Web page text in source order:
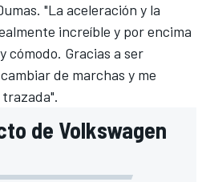
"La aceleración y la
increíble y por encima
cómodo. Gracias a ser
de marchas y me
de Volkswagen